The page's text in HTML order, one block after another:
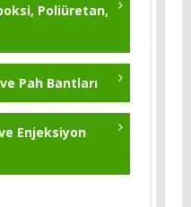
Poliüretan,
Pah Bantları
Enjeksiyon